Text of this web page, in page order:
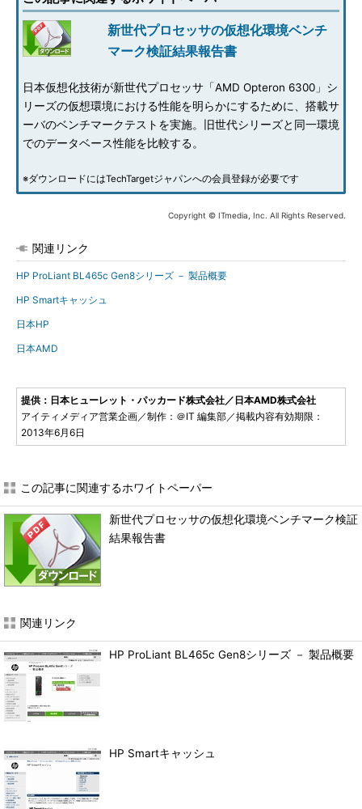
新世代プロセッサの仮想化環境ベンチ
マーク検証結果報告書
日本仮想化技術が新世代プロセッサ「AMD Opteron 6300」シ
リーズの仮想環境における性能を明らかにするために、搭載サ
ーバのベンチマークテストを実施。旧世代シリーズと同一環境
でのデータベース性能を比較する。
※ダウンロードにはTechTargetジャパンへの会員登録が必要です
Copyright © ITmedia, Inc. All Rights Reserved.
関連リンク
HP ProLiant BL465c Gen8シリーズ － 製品概要
HP Smartキャッシュ
日本HP
日本AMD
提供：日本ヒューレット・パッカード株式会社／日本AMD株式会社
アイティメディア営業企画／制作：＠IT 編集部／掲載内容有効期限：
2013年6月6日
この記事に関連するホワイトペーパー
新世代プロセッサの仮想化環境ベンチマーク検証
結果報告書
関連リンク
HP ProLiant BL465c Gen8シリーズ － 製品概要
HP Smartキャッシュ